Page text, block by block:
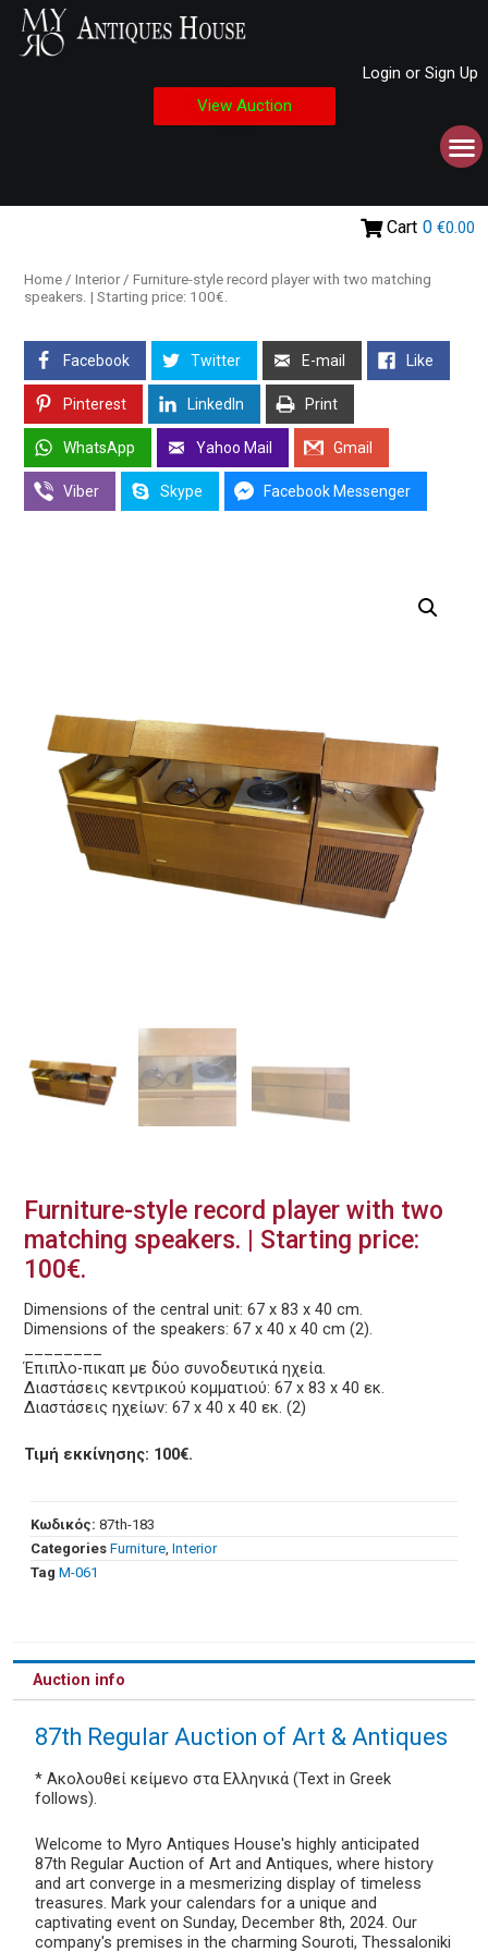
Login or Sign Up
View Auction
Cart 0 €0.00
Home / Interior/ Furniture-style record player with two matching
speakers. | Starting price: 100€.
Facebook Twitter E-mail Like
Pinterest LinkedIn Print
WhatsApp Yahoo Mail Gmail
Viber Skype Facebook Messenger
Furniture-style record player with two
matching speakers. | Starting price:
100€.
Dimensions of the central unit: 67 x 83 x 40 cm.
Dimensions of the speakers: 67 x 40 x 40 cm (2).
Έπιπλο-πικαπ με δύο συνοδευτικά ηχεία.
Διαστάσεις κεντρικού κομματιού: 67 x 83 x 40 εκ.
Διαστάσεις ηχείων: 67 x 40 x 40 εκ. (2)
Τιμή εκκίνησης: 100€.
Κωδικός: 87th-183
Categories Furniture Interior
Tag Μ-061
Auction info
87th Regular Auction of Art & Antiques
* Ακολουθεί κείμενο στα Ελληνικά (Text in Greek
follows).
Welcome to Myro Antiques House's highly anticipated
87th Regular Auction of Art and Antiques, where history
and art converge in a mesmerizing display of timeless
treasures. Mark your calendars for a unique and
captivating event on Sunday, December 8th, 2024. Our
company's premises in the charming Souroti, Thessaloniki